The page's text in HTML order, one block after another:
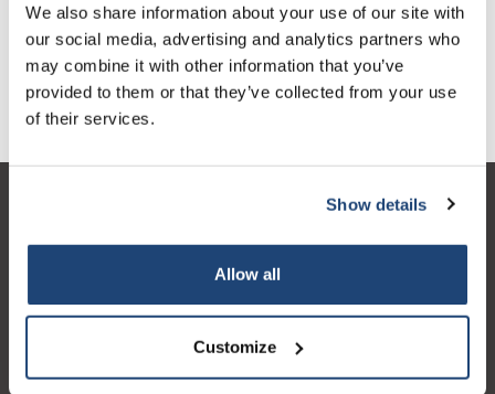
We also share information about your use of our site with
our social media, advertising and analytics partners who
may combine it with other information that you’ve
provided to them or that they’ve collected from your use
of their services.
Show details
Allow all
Customize
Toevoegen aan winkelwagen
Informatie
Contactgegevens